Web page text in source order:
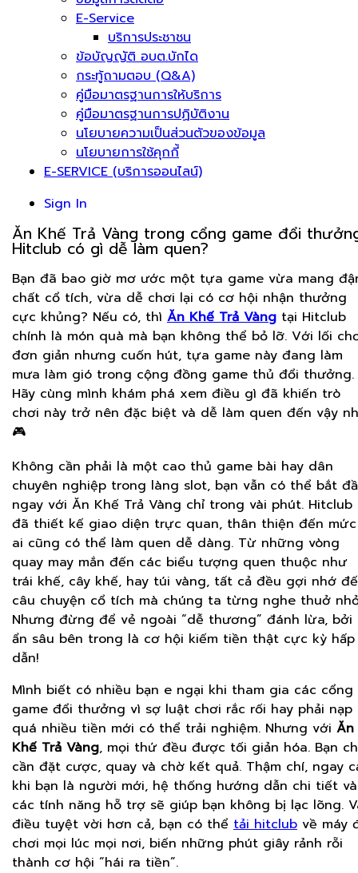
E-Service
บริการประชาชน
ข้อบัญญัติ อบต.บักได
กระทู้ถามตอบ (Q&A)
คู่มือมาตรฐานการให้บริการ
คู่มือมาตรฐานการปฏิบัติงาน
นโยบายความเป็นส่วนตัวของข้อมูล
นโยบายการใช้คุกกี้
E-SERVICE (บริการออนไลน์)
Sign In
Ăn Khế Trả Vàng trong cổng game đổi
Hitclub có gì dễ làm quen?
Bạn đã bao giờ mơ ước một tựa game vừa mang
chất cổ tích, vừa dễ chơi lại có cơ hội nhận thưởng
cực khủng? Nếu có, thì Ăn Khế Trả Vàng tại Hitclub
chính là món quà mà bạn không thể bỏ lỡ. Với lối
đơn giản nhưng cuốn hút, tựa game này đang làm
mưa làm gió trong cộng đồng game thủ đổi thưởng.
Hãy cùng mình khám phá xem điều gì đã khiến trò
chơi này trở nên đặc biệt và dễ làm quen đến vậy
🎮
Không cần phải là một cao thủ game bài hay dân
chuyên nghiệp trong làng slot, bạn vẫn có thể bắt
ngay với Ăn Khế Trả Vàng chỉ trong vài phút. Hitclub
đã thiết kế giao diện trực quan, thân thiện đến mức
ai cũng có thể làm quen dễ dàng. Từ những vòng
quay may mắn đến các biểu tượng quen thuộc như
trái khế, cây khế, hay túi vàng, tất cả đều gợi nhớ
câu chuyện cổ tích mà chúng ta từng nghe thuở
Nhưng đừng để vẻ ngoài “dễ thương” đánh lừa, bởi
ẩn sâu bên trong là cơ hội kiếm tiền thật cực kỳ hấp
dẫn!
Mình biết có nhiều bạn e ngại khi tham gia các cổng
game đổi thưởng vì sợ luật chơi rắc rối hay phải nạp
quá nhiều tiền mới có thể trải nghiệm. Nhưng với Ăn
Khế Trả Vàng, mọi thứ đều được tối giản hóa. Bạn
cần đặt cược, quay và chờ kết quả. Thậm chí, ngay
khi bạn là người mới, hệ thống hướng dẫn chi tiết và
các tính năng hỗ trợ sẽ giúp bạn không bị lạc lõng.
điều tuyệt vời hơn cả, bạn có thể tải hitclub về máy
chơi mọi lúc mọi nơi, biến những phút giây rảnh rỗi
thành cơ hội “hái ra tiền”.